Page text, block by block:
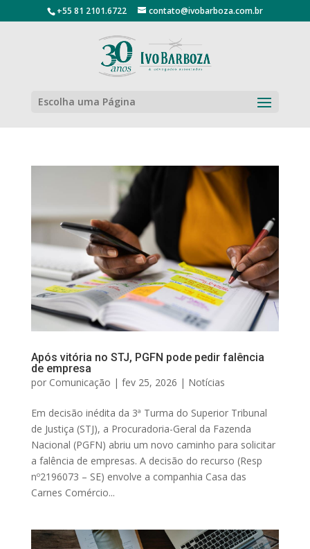
+55 81 2101.6722 contato@ivobarboza.com.br
Escolha uma Página
Após vitória no STJ, PGFN pode pedir falência
de empresa
por Comunicação | fev 25, 2026 | Notícias
Em decisão inédita da 3ª Turma do Superior Tribunal
de Justiça (STJ), a Procuradoria-Geral da Fazenda
Nacional (PGFN) abriu um novo caminho para solicitar
a falência de empresas. A decisão do recurso (Resp
nº2196073 – SE) envolve a companhia Casa das
Carnes Comércio...